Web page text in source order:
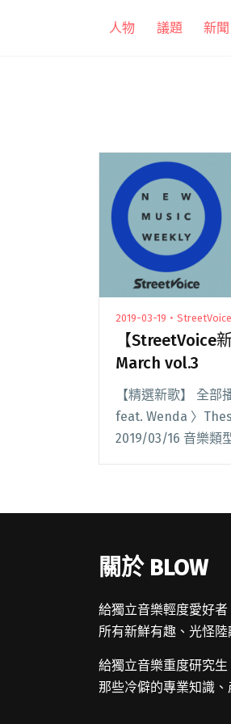
人物 議題 新聞
2019-03-19・
【StreetVoice
March vol.3
【精選新歌】 全部
feat. Wenda 〉
2019/03/16 音樂類
想〉Balious 發佈日
關於 BLOW
給獨立音樂輕度愛好者
所有新鮮有趣、光怪
給獨立音樂重度研究生
那些冷僻的專業知識